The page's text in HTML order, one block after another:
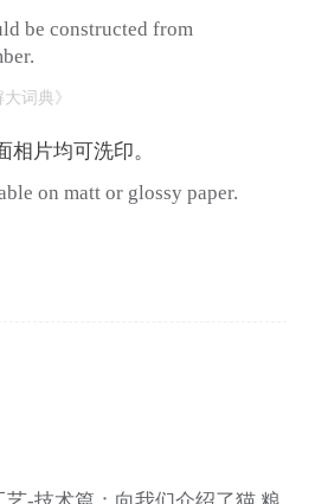
be constructed from
词典》
相片均可洗印。
on matt or glossy paper.